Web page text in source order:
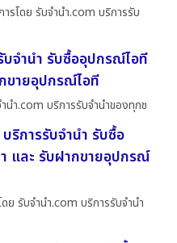
รโดย รับจํานํา.com บริการรับ
จำนำ รับซื้ออุปกรณ์ไอที
ขายอุปกรณ์ไอที
นํา.com บริการรับจำนำของทุกช
ริการรับจำนำ รับซื้อ
และ รับฝากขายอุปกรณ์
ย รับจํานํา.com บริการรับจำนำ